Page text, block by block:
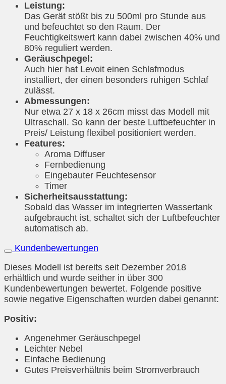
Leistung:
Das Gerät stößt bis zu 500ml pro Stunde aus
und befeuchtet so den Raum. Der
Feuchtigkeitswert kann dabei zwischen 40% und
80% reguliert werden.
Geräuschpegel:
Auch hier hat Levoit einen Schlafmodus
installiert, der einen besonders ruhigen Schlaf
zulässt.
Abmessungen:
Nur etwa 27 x 18 x 26cm misst das Modell mit
Ultraschall. So kann der beste Luftbefeuchter in
Preis/ Leistung flexibel positioniert werden.
Features:
Aroma Diffuser
Fernbedienung
Eingebauter Feuchtesensor
Timer
Sicherheitsausstattung:
Sobald das Wasser im integrierten Wassertank
aufgebraucht ist, schaltet sich der Luftbefeuchter
automatisch ab.
Kundenbewertungen
Dieses Modell ist bereits seit Dezember 2018
erhältlich und wurde seither in über 300
Kundenbewertungen bewertet. Folgende positive
sowie negative Eigenschaften wurden dabei genannt:
Positiv:
Angenehmer Geräuschpegel
Leichter Nebel
Einfache Bedienung
Gutes Preisverhältnis beim Stromverbrauch